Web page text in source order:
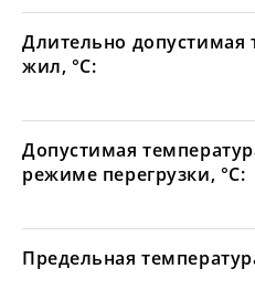
Длительно допустимая
жил, °С:
Допустимая
режиме перегрузки, °С:
Предельная